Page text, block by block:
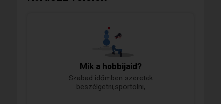
Mik a hobbijaid?
Szabad időmben szeretek
beszélgetni,sportolni,